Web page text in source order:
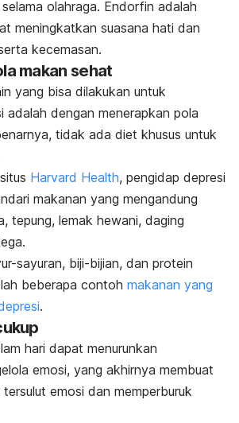
olahraga. Endorfin adalah
meningkatkan suasana hati dan
kecemasan.
makan sehat
yang bisa dilakukan untuk
adalah dengan menerapkan pola
tidak ada diet khusus untuk
Harvard Health, pengidap depresi
makanan yang mengandung
tepung, lemak hewani, daging
sayuran, biji-bijian, dan protein
beberapa contoh makanan yang
.
hari dapat menurunkan
emosi, yang akhirnya membuat
emosi dan memperburuk